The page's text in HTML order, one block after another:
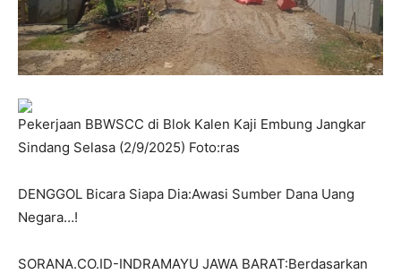
Pekerjaan BBWSCC di Blok Kalen Kaji Embung Jangkar
Sindang Selasa (2/9/2025) Foto:ras
DENGGOL Bicara Siapa Dia:Awasi Sumber Dana Uang
Negara…!
SORANA.CO.ID-INDRAMAYU JAWA BARAT:Berdasarkan